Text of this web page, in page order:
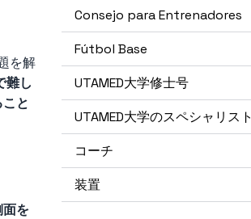
を解
難し
と
面を
Consejo para Entrenadores
Fútbol Base
UTAMED大学修士号
UTAMED大学のスペシャリスト
コーチ
装置